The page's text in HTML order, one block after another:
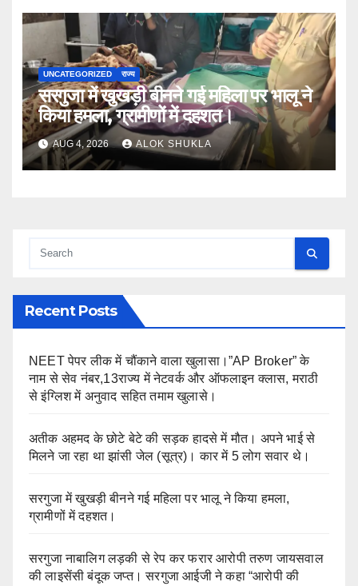
UNCATEGORIZED राज्य
सरगुजा में खुखड़ी बीनने गई महिला पर भालू ने
किया हमला, ग्रामीणों में दहशत।
AUG 4, 2026 ALOK SHUKLA
Recent Posts
NEET पेपर लीक में चौंकाने वाला खुलासा।”AP Broker” के
नाम से सेव नंबर,13राज्य में नेटवर्क और ऑफलाइन क्लास, मराठी
से इंग्लिश में अनुवाद सहित तमाम खुलासे।
अतीक अहमद के छोटे बेटे की सड़क हादसे में मौत। अपने भाई से
मिलने जा रहा था झांसी जेल (सूत्र)। कार में 5 लोग सवार थे।
सरगुजा में खुखड़ी बीनने गई महिला पर भालू ने किया हमला,
ग्रामीणों में दहशत।
सरगुजा नाबालिग लड़की से रेप कर फरार आरोपी तरुण जायसवाल
की लाइसेंसी बंदूक जप्त। सरगुजा आईजी ने कहा “आरोपी की